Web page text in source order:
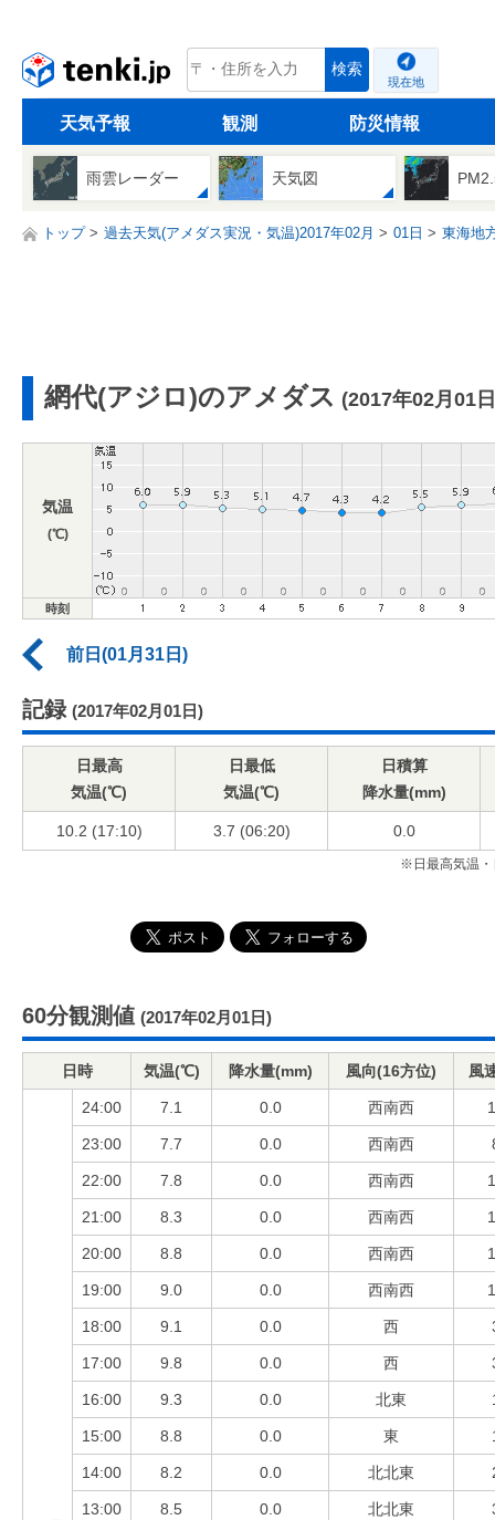
tenki.jp 検索
現在地
天気予報 観測 防災情報
雨雲レーダー 天気図
トップ 過去天気(アメダス実況・気温)2017年02月 01日 東海地
網代(アジロ)のアメダス (2017年02月01
気温
(℃)
時刻
前日(01月31日)
記録 (2017年02月01日)
日最高
気温(℃)
日最低
気温(℃)
日積算
降水量(mm)
10.2 (17:10) 3.7 (06:20) 0.0
※日最高気温・
60分観測値 (2017年02月01日)
日時 気温(℃) 降水量(mm) 風向(16方位) 風
24:00 7.1 0.0 西南西
23:00 7.7 0.0 西南西
22:00 7.8 0.0 西南西
21:00 8.3 0.0 西南西
20:00 8.8 0.0 西南西
19:00 9.0 0.0 西南西
18:00 9.1 0.0 西
17:00 9.8 0.0 西
16:00 9.3 0.0 北東
15:00 8.8 0.0 東
14:00 8.2 0.0 北北東
13:00 8.5 0.0 北北東